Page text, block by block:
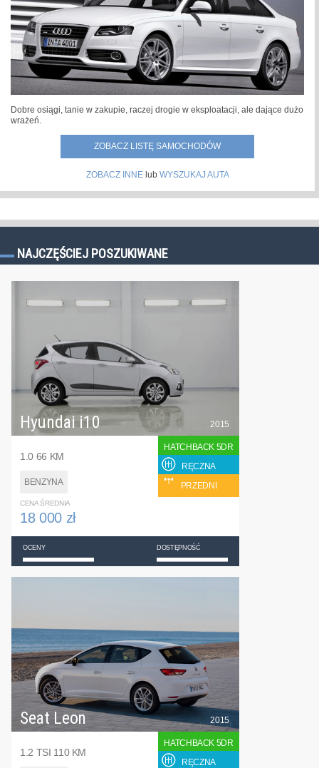
Dobre osiągi, tanie w zakupie, raczej drogie w eksploatacji, ale dające dużo
wrażeń.
ZOBACZ LISTĘ SAMOCHODÓW
ZOBACZ INNElub WYSZUKAJ AUTA
NAJCZĘŚCIEJ POSZUKIWANE
Hyundai i10
1.0 66 KM
BENZYNA
2015
HATCHBACK 5DR
RĘCZNA
PRZEDNI
CENA ŚREDNIA
18 000 zł
OCENY DOSTĘPNOŚĆ
Seat Leon
1.2 TSI 110 KM
2015
HATCHBACK 5DR
RĘCZNA